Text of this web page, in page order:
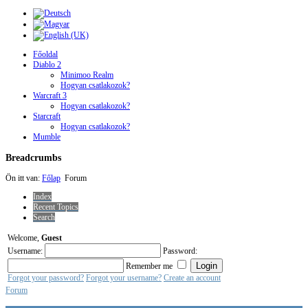
Főoldal
Diablo 2
Minimoo Realm
Hogyan csatlakozok?
Warcraft 3
Hogyan csatlakozok?
Starcraft
Hogyan csatlakozok?
Mumble
Breadcrumbs
Ön itt van: Főlap Forum
Index
Recent Topics
Search
Welcome, Guest
Username:
Password:
Remember me
Forgot your password? Forgot your username? Create an account
Forum